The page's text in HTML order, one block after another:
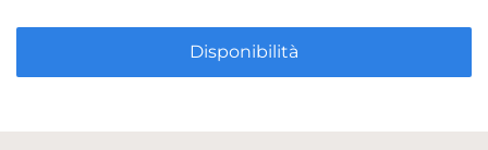
Disponibilità